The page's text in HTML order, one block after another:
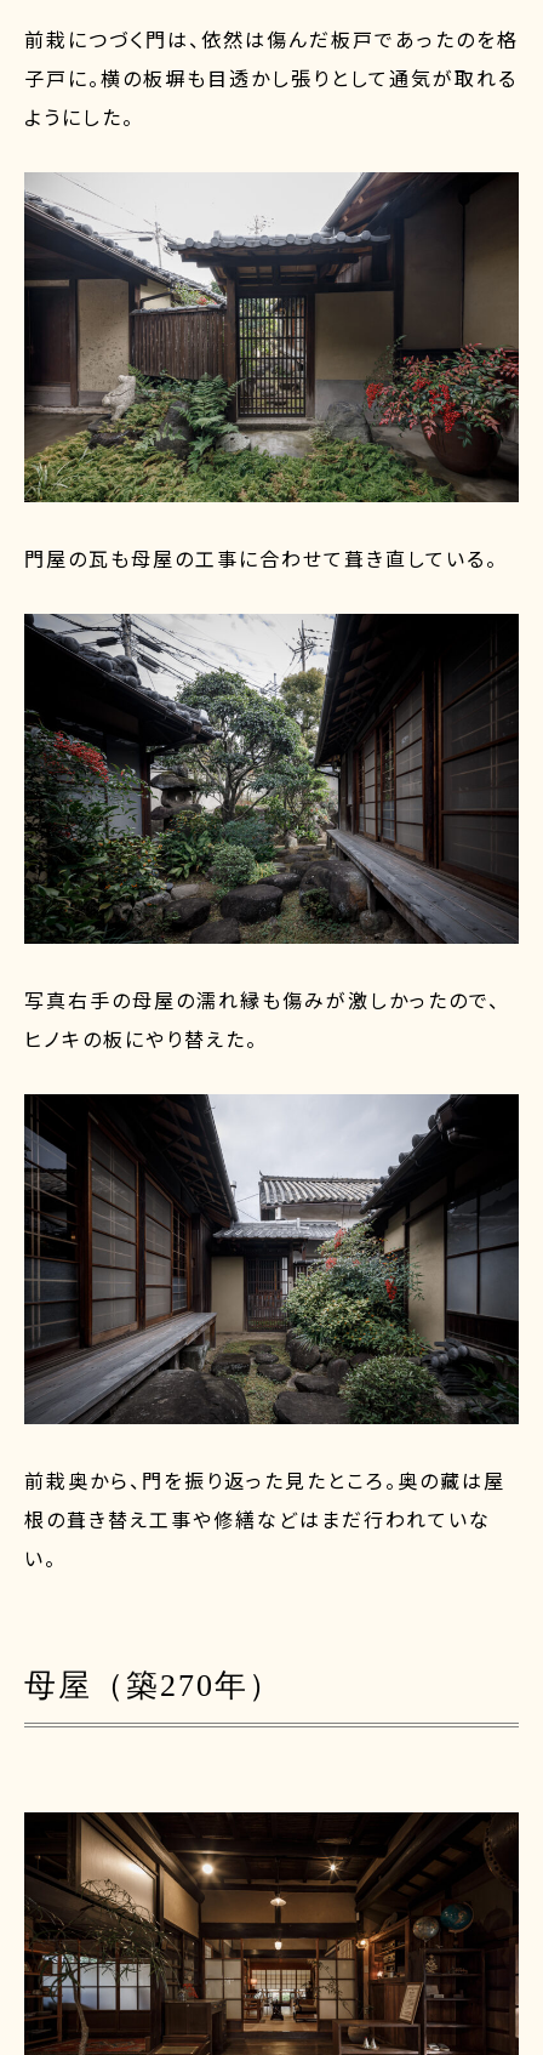
前栽につづく門は、依然は傷んだ板戸であったのを格
子戸に。横の板塀も目透かし張りとして通気が取れる
ようにした。
門屋の瓦も母屋の工事に合わせて葺き直している。
写真右手の母屋の濡れ縁も傷みが激しかったので、
ヒノキの板にやり替えた。
前栽奥から、門を振り返った見たところ。奥の藏は屋
根の葺き替え工事や修繕などはまだ行われていな
い。
母屋（築270年）